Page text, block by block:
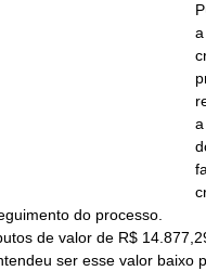
do processo.
de valor de R$
ser esse valor baixo